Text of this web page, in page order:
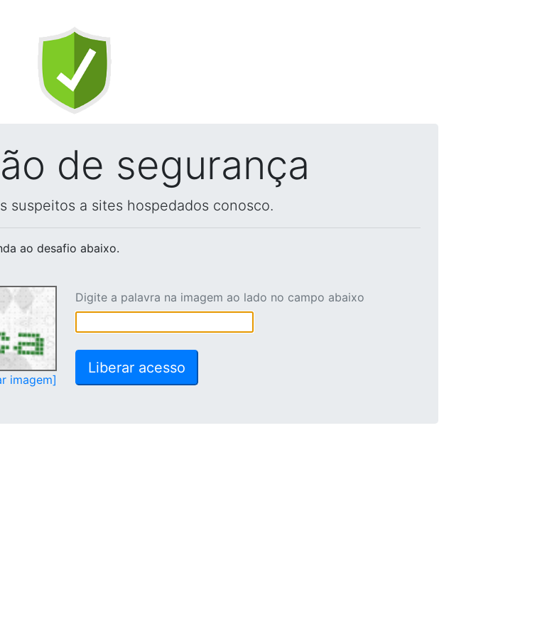
de segurança
suspeitos a sites hospedados conosco.
ao desafio abaixo.
imagem]
Digite a palavra na imagem ao lado no campo abaixo